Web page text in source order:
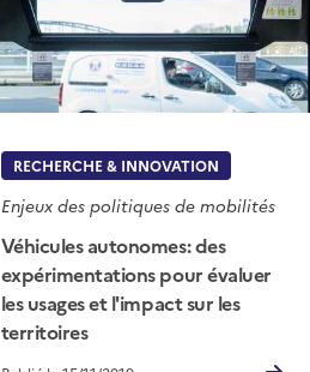
RECHERCHE & INNOVATION
Enjeux des politiques de mobilités
Véhicules autonomes: des
expérimentations pour évaluer
les usages et l'impact sur les
territoires